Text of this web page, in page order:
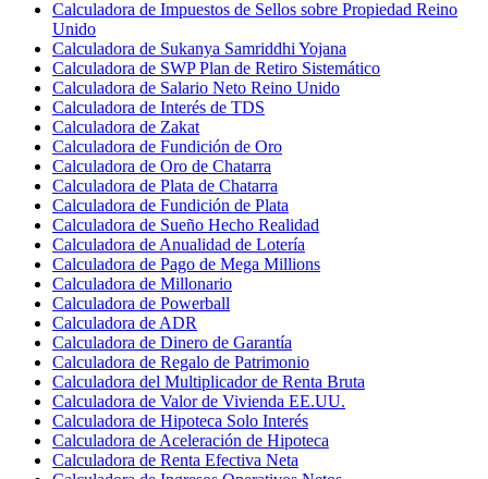
Calculadora de Impuestos de Sellos sobre Propiedad Reino
Unido
Calculadora de Sukanya Samriddhi Yojana
Calculadora de SWP Plan de Retiro Sistemático
Calculadora de Salario Neto Reino Unido
Calculadora de Interés de TDS
Calculadora de Zakat
Calculadora de Fundición de Oro
Calculadora de Oro de Chatarra
Calculadora de Plata de Chatarra
Calculadora de Fundición de Plata
Calculadora de Sueño Hecho Realidad
Calculadora de Anualidad de Lotería
Calculadora de Pago de Mega Millions
Calculadora de Millonario
Calculadora de Powerball
Calculadora de ADR
Calculadora de Dinero de Garantía
Calculadora de Regalo de Patrimonio
Calculadora del Multiplicador de Renta Bruta
Calculadora de Valor de Vivienda EE.UU.
Calculadora de Hipoteca Solo Interés
Calculadora de Aceleración de Hipoteca
Calculadora de Renta Efectiva Neta